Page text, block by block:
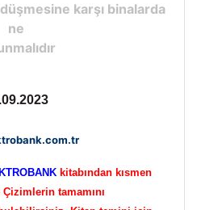
karşı binalarda
ne
kitabından kısmen
Çizimlerin tamamını